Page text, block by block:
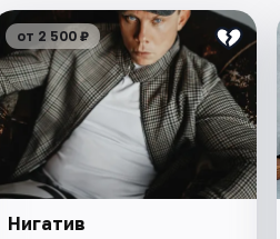
от 2 500 ₽
Нигатив